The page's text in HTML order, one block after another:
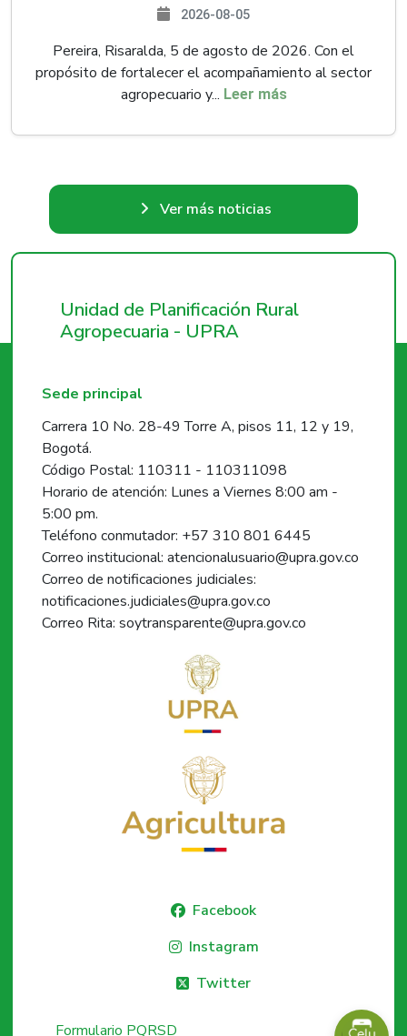
2026-08-05
Pereira, Risaralda, 5 de agosto de 2026. Con el
propósito de fortalecer el acompañamiento al sector
agropecuario y... Leer más
Ver más noticias
Unidad de Planificación Rural
Agropecuaria - UPRA
Sede principal
Carrera 10 No. 28-49 Torre A, pisos 11, 12 y 19,
Bogotá.
Código Postal: 110311 - 110311098
Horario de atención: Lunes a Viernes 8:00 am -
5:00 pm.
Teléfono conmutador: +57 310 801 6445
Correo institucional: atencionalusuario@upra.gov.co
Correo de notificaciones judiciales:
notificaciones.judiciales@upra.gov.co
Correo Rita: soytransparente@upra.gov.co
Facebook
Instagram
Twitter
Formulario PQRSD